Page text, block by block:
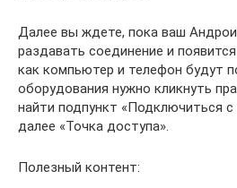
Далее вы ждете, пока ваш
раздавать соединение и
как компьютер и телефон будут
оборудования нужно кликнуть
найти подпункт «Подключиться с
далее «Точка доступа».
Полезный контент: